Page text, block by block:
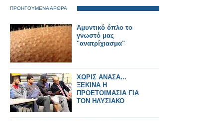
ΠΡΟΗΓΟΥΜΕΝΑ ΑΡΘΡΑ
Αμυντικό όπλο το
γνωστό μας
"ανατρίχιασμα"
ΧΩΡΙΣ ΑΝΑΣΑ...
ΞΕΚΙΝΑ Η
ΠΡΟΕΤΟΙΜΑΣΙΑ ΓΙΑ
ΤΟΝ ΗΛΥΣΙΑΚΟ